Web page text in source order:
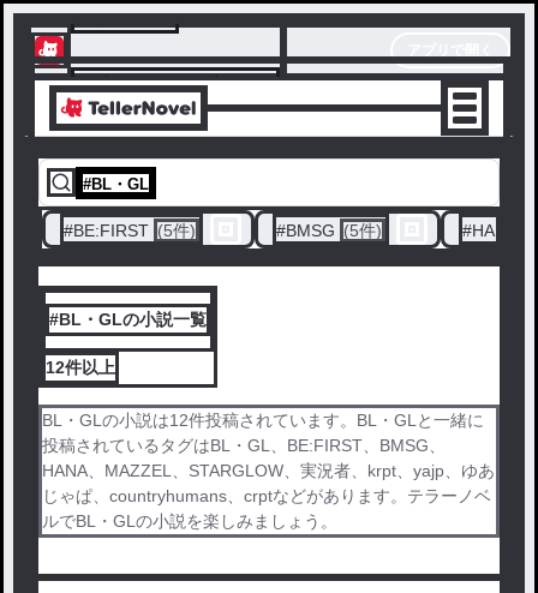
テラーノベル
アプリでサクサク楽しめる
#BL・GL
#BE:FIRST (5件) #BMSG (5件) #HANA
#BL・GLの小説一覧
12件以上
BL・GLの小説は12件投稿されています。BL・GLと一緒に
投稿されているタグはBL・GL、BE:FIRST、BMSG、
HANA、MAZZEL、STARGLOW、実況者、krpt、yajp、ゆあ
じゃぱ、countryhumans、crptなどがあります。テラーノベ
ルでBL・GLの小説を楽しみましょう。